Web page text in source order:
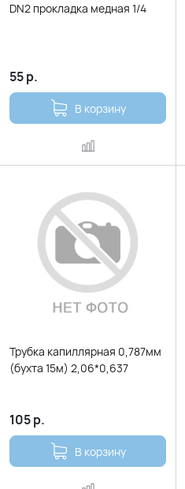
DN2 прокладка медная 1/4
55р.
В корзину
Трубка капиллярная 0,787мм
(бухта 15м) 2,06*0,637
105р.
В корзину